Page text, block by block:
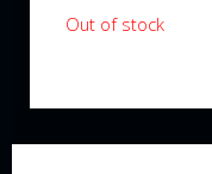
Out of stock